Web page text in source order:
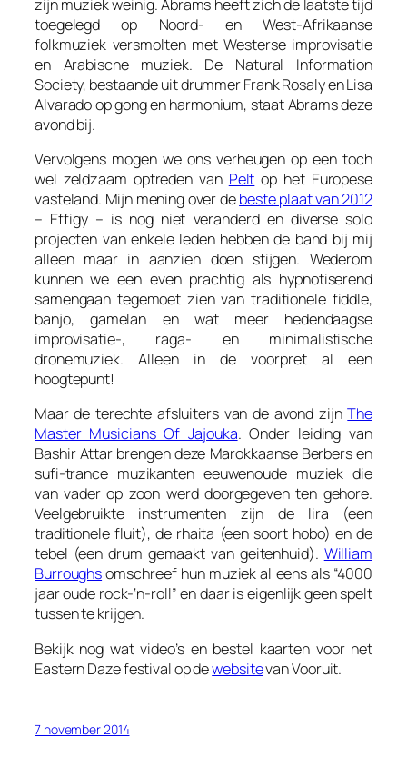
zijn muziek weinig. Abrams heeft zich de laatste tijd
toegelegd op Noord- en West-Afrikaanse
folkmuziek versmolten met Westerse improvisatie
en Arabische muziek. De Natural Information
Society, bestaande uit drummer Frank Rosaly en Lisa
Alvarado op gong en harmonium, staat Abrams deze
avond bij.
Vervolgens mogen we ons verheugen op een toch
wel zeldzaam optreden van Pelt op het Europese
vasteland. Mijn mening over debeste plaat van 2012
– Effigy – is nog niet veranderd en diverse solo
projecten van enkele leden hebben de band bij mij
alleen maar in aanzien doen stijgen. Wederom
kunnen we een even prachtig als hypnotiserend
samengaan tegemoet zien van traditionele fiddle,
banjo, gamelan en wat meer hedendaagse
improvisatie-, raga- en minimalistische
dronemuziek. Alleen in de voorpret al een
hoogtepunt!
Maar de terechte afsluiters van de avond zijnThe
Master Musicians Of Jajouka. Onder leiding van
Bashir Attar brengen deze Marokkaanse Berbers en
sufi-trance muzikanten eeuwenoude muziek die
van vader op zoon werd doorgegeven ten gehore.
Veelgebruikte instrumenten zijn de lira (een
traditionele fluit), de rhaita (een soort hobo) en de
tebel (een drum gemaakt van geitenhuid). William
Burroughsomschreef hun muziek al eens als “4000
jaar oude rock-‘n-roll” en daar is eigenlijk geen spelt
tussen te krijgen.
Bekijk nog wat video’s en bestel kaarten voor het
Eastern Daze festival op dewebsitevan Vooruit.
7 november 2014